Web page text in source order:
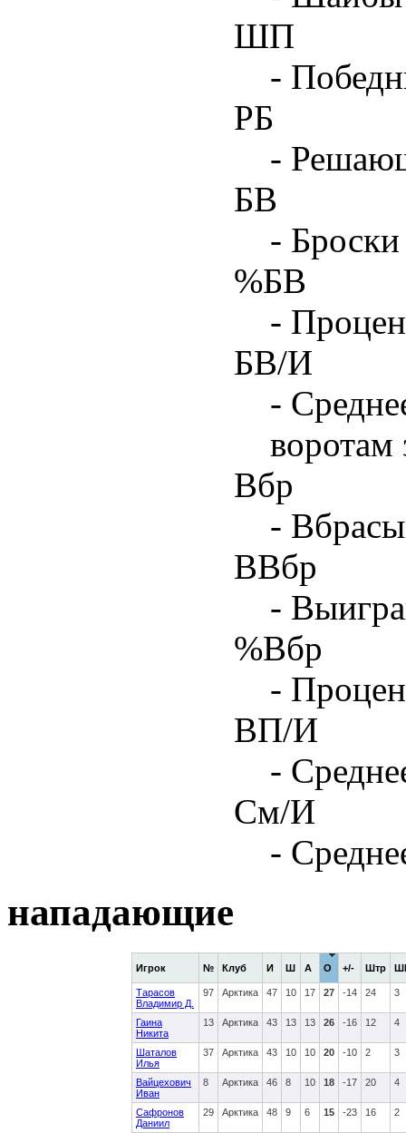
ШП
-
РБ
-
БВ
-
%БВ
-
БВ/И
-
воротам
Вбр
-
ВВбр
-
%Вбр
-
ВП/И
-
См/И
-
нападающие
Игрок № Клуб И Ш А О +/- Штр
Тарасов
Владимир Д.
97 Арктика 47 10 17 27 -14 24 3
Гаина
Никита
13 Арктика 43 13 13 26 -16 12 4
Шаталов
Илья
37 Арктика 43 10 10 20 -10 2 3
Вайцехович
Иван
8 Арктика 46 8 10 18 -17 20 4
Сафронов
Даниил
29 Арктика 48 9 6 15 -23 16 2